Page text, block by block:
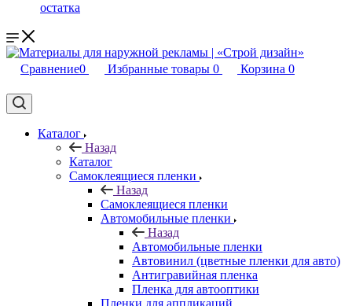
остатка
Сравнение0 Избранные товары 0 Корзина 0
Каталог
Назад
Каталог
Самоклеящиеся пленки
Назад
Самоклеящиеся пленки
Автомобильные пленки
Назад
Автомобильные пленки
Автовинил (цветные пленки для авто)
Антигравийная пленка
Пленка для автооптики
Пленки для аппликаций